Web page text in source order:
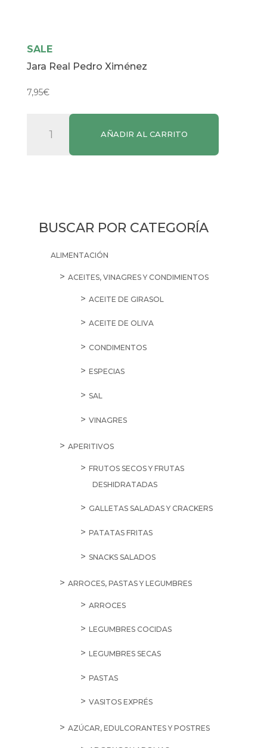
SALE
Jara Real Pedro Ximénez
7,95€
AÑADIR AL CARRITO
BUSCAR POR CATEGORÍA
ALIMENTACIÓN
ACEITES, VINAGRES Y CONDIMIENTOS
ACEITE DE GIRASOL
ACEITE DE OLIVA
CONDIMENTOS
ESPECIAS
SAL
VINAGRES
APERITIVOS
FRUTOS SECOS Y FRUTAS
DESHIDRATADAS
GALLETAS SALADAS Y CRACKERS
PATATAS FRITAS
SNACKS SALADOS
ARROCES, PASTAS Y LEGUMBRES
ARROCES
LEGUMBRES COCIDAS
LEGUMBRES SECAS
PASTAS
VASITOS EXPRÉS
AZÚCAR, EDULCORANTES Y POSTRES